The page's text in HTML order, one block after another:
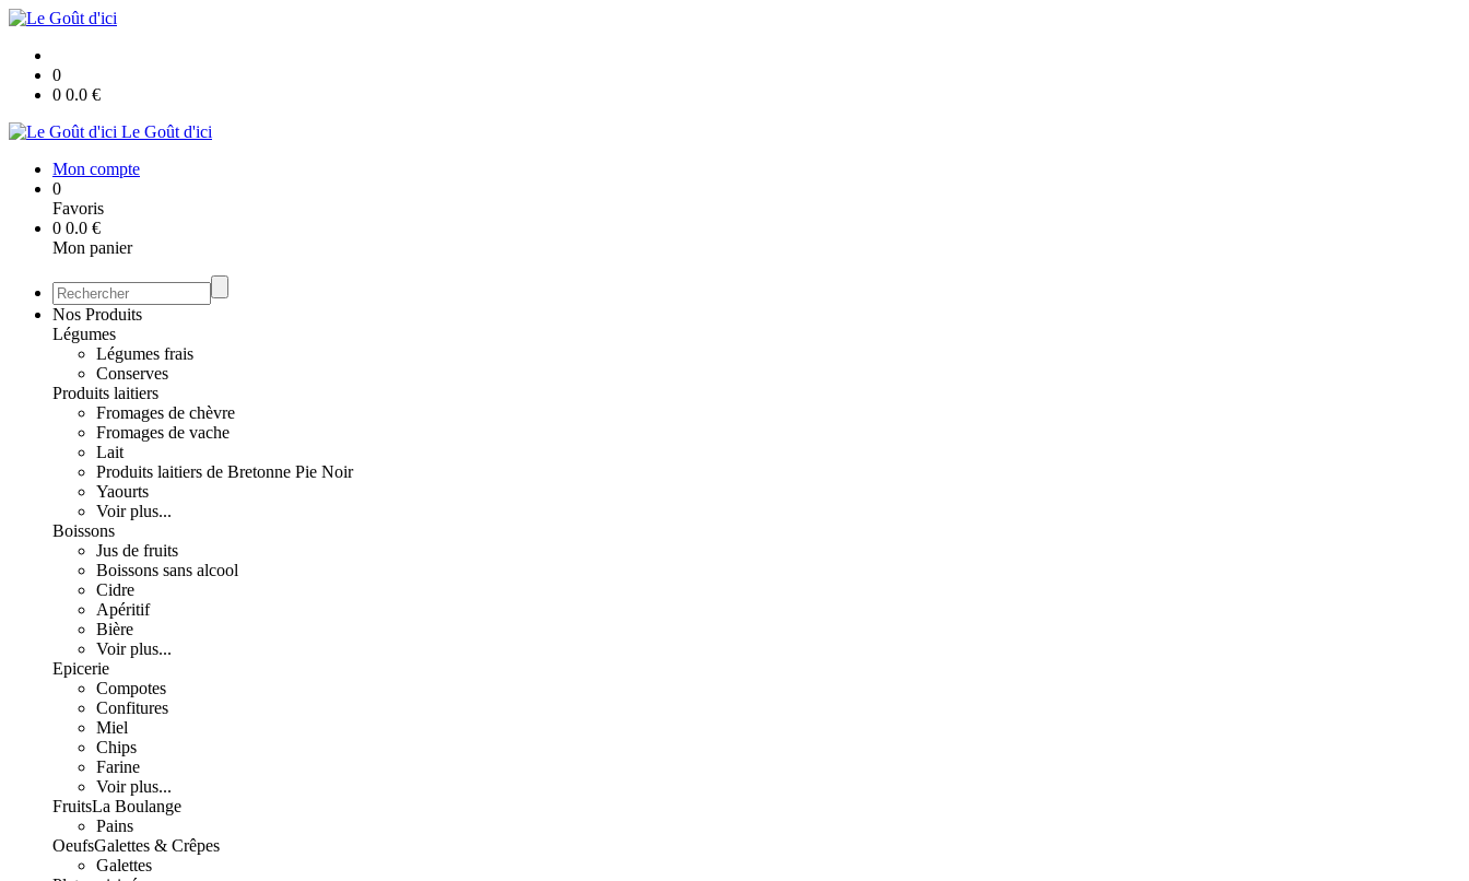
0
0 0.0 €
Le Goût d'ici
Mon compte
0
Favoris
0 0.0 €
Mon panier
Nos Produits
Légumes
Légumes frais
Conserves
Produits laitiers
Fromages de chèvre
Fromages de vache
Lait
Produits laitiers de Bretonne Pie Noir
Yaourts
Voir plus...
Boissons
Jus de fruits
Boissons sans alcool
Cidre
Apéritif
Bière
Voir plus...
Epicerie
Compotes
Confitures
Miel
Chips
Farine
Voir plus...
FruitsLa Boulange
Pains
OeufsGalettes & Crêpes
Galettes